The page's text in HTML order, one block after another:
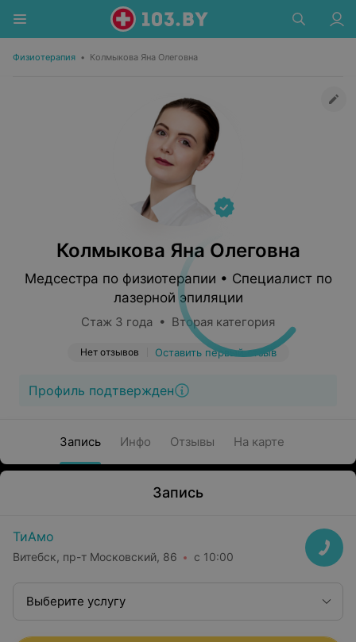
Физиотерапия • Колмыкова Яна Олеговна
Колмыкова Яна Олеговна
Медсестра по физиотерапии • Специалист по
лазерной эпиляции
Стаж 3 года • Вторая категория
Нет отзывов Оставить первый отзыв
Профиль подтвержден
Запись Инфо Отзывы На карте
Запись
ТиАмо
Витебск, пр-т Московский, 86 с 10:00
Выберите услугу